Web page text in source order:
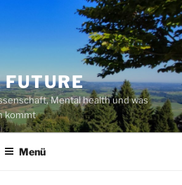
Mental health und was
kommt
Menü